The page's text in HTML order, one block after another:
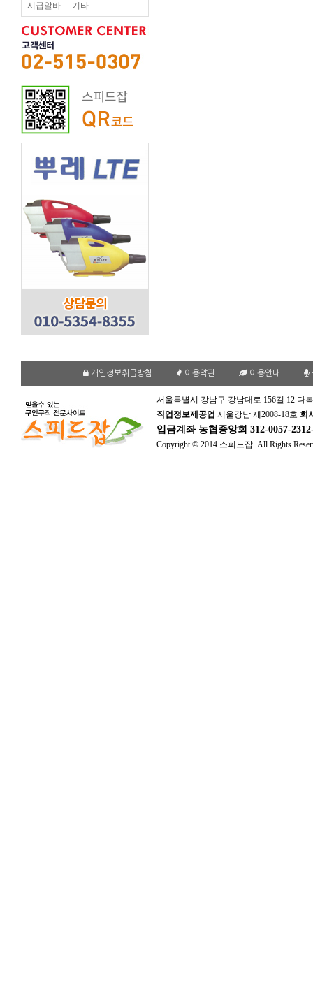
시급알바 기타
개인정보취급방침 이용약관 이용안내
서울특별시 강남구 강남대로 156길 12 다
직업정보제공업 서울강남 제2008-18호 회
입금계좌 농협중앙회 312-0057-
Copyright © 2014 스피드잡. All Rights